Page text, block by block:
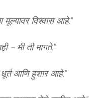
मूल्यावर विश्वास आहे.”
– मी ती मागते.”
आणि हुशार आहे.”